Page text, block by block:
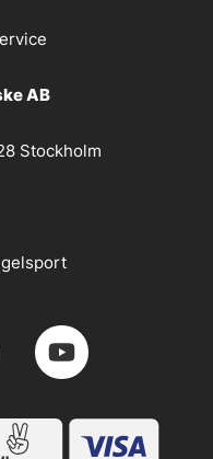
AB
Stockholm